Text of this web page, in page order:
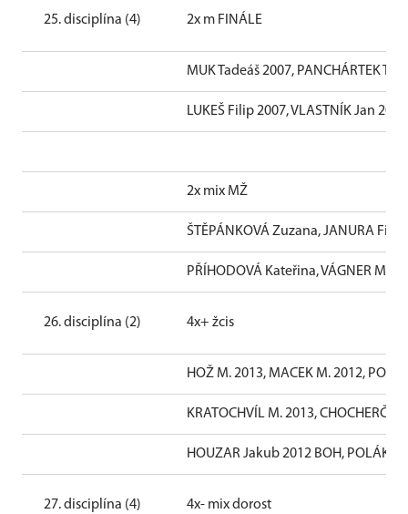
25. disciplína (4) 2x m FINÁLE
MUK Tadeáš 2007, PANCHÁRTEK
LUKEŠ Filip 2007, VLASTNÍK Jan 2007
2x mix MŽ
ŠTĚPÁNKOVÁ Zuzana, JANURA Filip
PŘÍHODOVÁ Kateřina, VÁGNER
26. disciplína (2) 4x+ žcis
HOŽ M. 2013, MACEK M. 2012,
KRATOCHVÍL M. 2013,
HOUZAR Jakub 2012 BOH, POLÁK
27. disciplína (4) 4x- mix dorost